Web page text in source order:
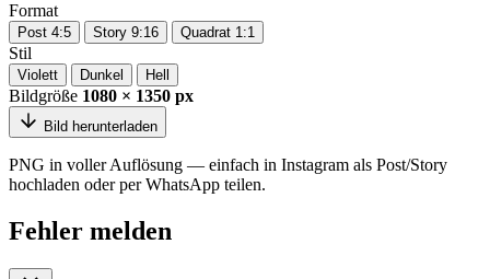
Format
Post 4:5 Story 9:16 Quadrat 1:1
Stil
Violett Dunkel Hell
Bildgröße 1080 × 1350 px
Bild herunterladen
PNG in voller Auflösung — einfach in Instagram als Post/Story
hochladen oder per WhatsApp teilen.
Fehler melden